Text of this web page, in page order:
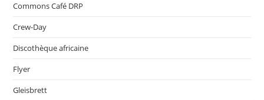
Commons Café DRP
Crew-Day
Discothèque africaine
Flyer
Gleisbrett